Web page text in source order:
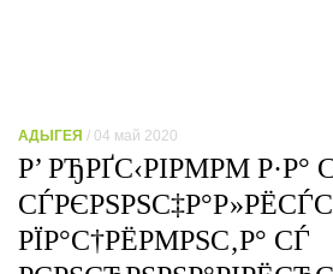
АДЫГЕЯ / 04 май 2020
Р’ РЂРҐС‹РІРΜРΜ Р·Р°
РЇР°С†РЁРΜРЅС‚Р° СЃ